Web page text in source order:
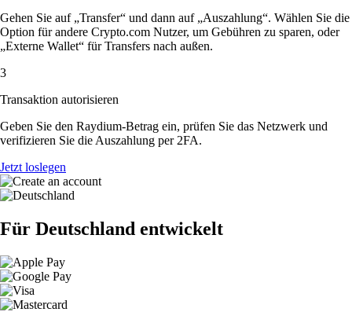
Gehen Sie auf „Transfer“ und dann auf „Auszahlung“. Wählen Sie die
Option für andere Crypto.com Nutzer, um Gebühren zu sparen, oder
„Externe Wallet“ für Transfers nach außen.
3
Transaktion autorisieren
Geben Sie den Raydium-Betrag ein, prüfen Sie das Netzwerk und
verifizieren Sie die Auszahlung per 2FA.
Jetzt loslegen
Für Deutschland entwickelt